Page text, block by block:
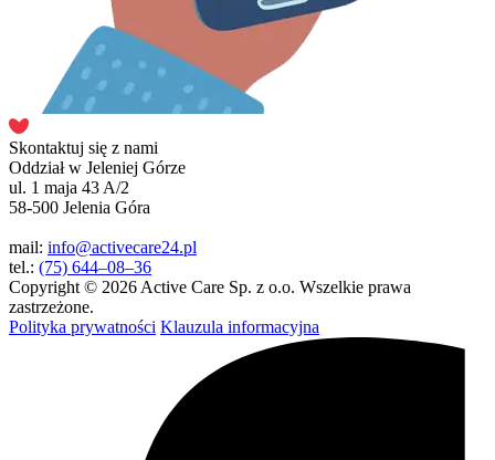
Skontaktuj się z nami
Oddział w Jeleniej Górze
ul. 1 maja 43 A/2
58-500 Jelenia Góra
mail: info@activecare24.pl
tel.: (75) 644–08–36
Copyright © 2026 Active Care Sp. z o.o. Wszelkie prawa
zastrzeżone.
Polityka prywatności Klauzula informacyjna